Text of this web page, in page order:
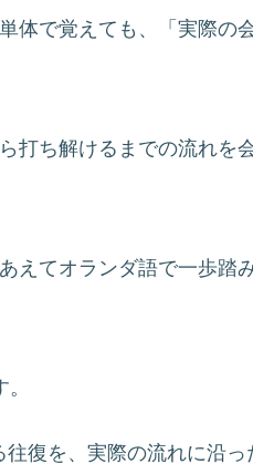
体で覚えても、「実際の
打ち解けるまでの流れを
えてオランダ語で一歩踏
復を、実際の流れに沿